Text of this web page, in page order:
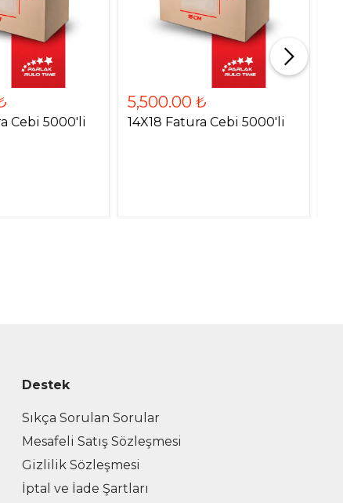
Cebi 5000'li
5,500.00 ₺
14X18 Fatura Cebi 5000'li
Destek
Sıkça Sorulan Sorular
Mesafeli Satış Sözleşmesi
Gizlilik Sözleşmesi
İptal ve İade Şartları